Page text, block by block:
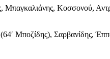
Κοσσονού,
Μποζίδης), Σαρβανίδης,